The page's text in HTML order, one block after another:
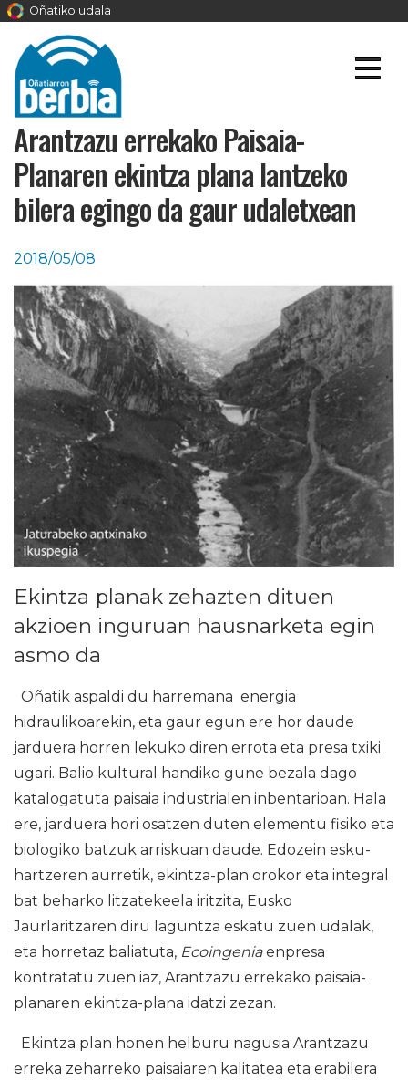
Oñatiko udala
Arantzazu errekako Paisaia-
Planaren ekintza plana lantzeko
bilera egingo da gaur udaletxean
2018/05/08
Ekintza planak zehazten dituen
akzioen inguruan hausnarketa egin
asmo da
Oñatik aspaldi du harremana energia
hidraulikoarekin, eta gaur egun ere hor daude
jarduera horren lekuko diren errota eta presa txiki
ugari. Balio kultural handiko gune bezala dago
katalogatuta paisaia industrialen inbentarioan. Hala
ere, jarduera hori osatzen duten elementu fisiko eta
biologiko batzuk arriskuan daude. Edozein esku-
hartzeren aurretik, ekintza-plan orokor eta integral
bat beharko litzatekeela iritzita, Eusko
Jaurlaritzaren diru laguntza eskatu zuen udalak,
eta horretaz baliatuta, Ecoingeniaenpresa
kontratatu zuen iaz, Arantzazu errekako paisaia-
planaren ekintza-plana idatzi zezan.
Ekintza plan honen helburu nagusia Arantzazu
erreka zeharreko paisaiaren kalitatea eta erabilera